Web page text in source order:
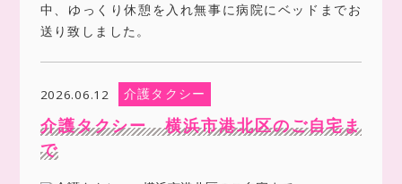
中、ゆっくり休憩を入れ無事に病院にベッドまでお
送り致しました。
2026.06.12 介護タクシー
介護タクシー 横浜市港北区のご自宅ま
で